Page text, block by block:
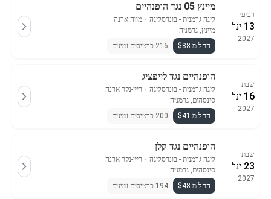
רביעי
13 ינו'
2027
מיינץ 05 נגד הופנהיים
ליגה גרמנית - בונדסליגה ・ מווה ארנה
מיינץ, גרמניה
החל מ $88
216 כרטיסים זמינים
שבת
16 ינו'
2027
הופנהיים נגד לייפציג
ליגה גרמנית - בונדסליגה ・ ריין-נקר ארנה
סינסהים, גרמניה
החל מ $41
200 כרטיסים זמינים
שבת
23 ינו'
2027
הופנהיים נגד קלן
ליגה גרמנית - בונדסליגה ・ ריין-נקר ארנה
סינסהים, גרמניה
החל מ $48
194 כרטיסים זמינים